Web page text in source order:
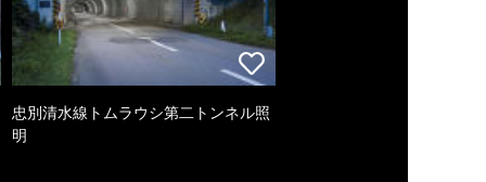
忠別清水線トムラウシ第二トンネル照
明